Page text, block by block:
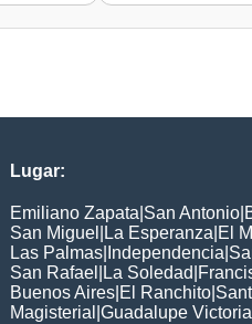
Lugar:
Emiliano Zapata San Antonio
San Miguel
La Esperanza El
Las Palmas Independencia
San Rafael
La Soledad
Buenos Aires El Ranchito
Magisterial Guadalupe Victoria